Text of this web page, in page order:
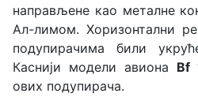
направљене као металне
Ал-лимом. Хоризонтални
подупирачима били
Каснији модели авиона Bf
ових подупирача.